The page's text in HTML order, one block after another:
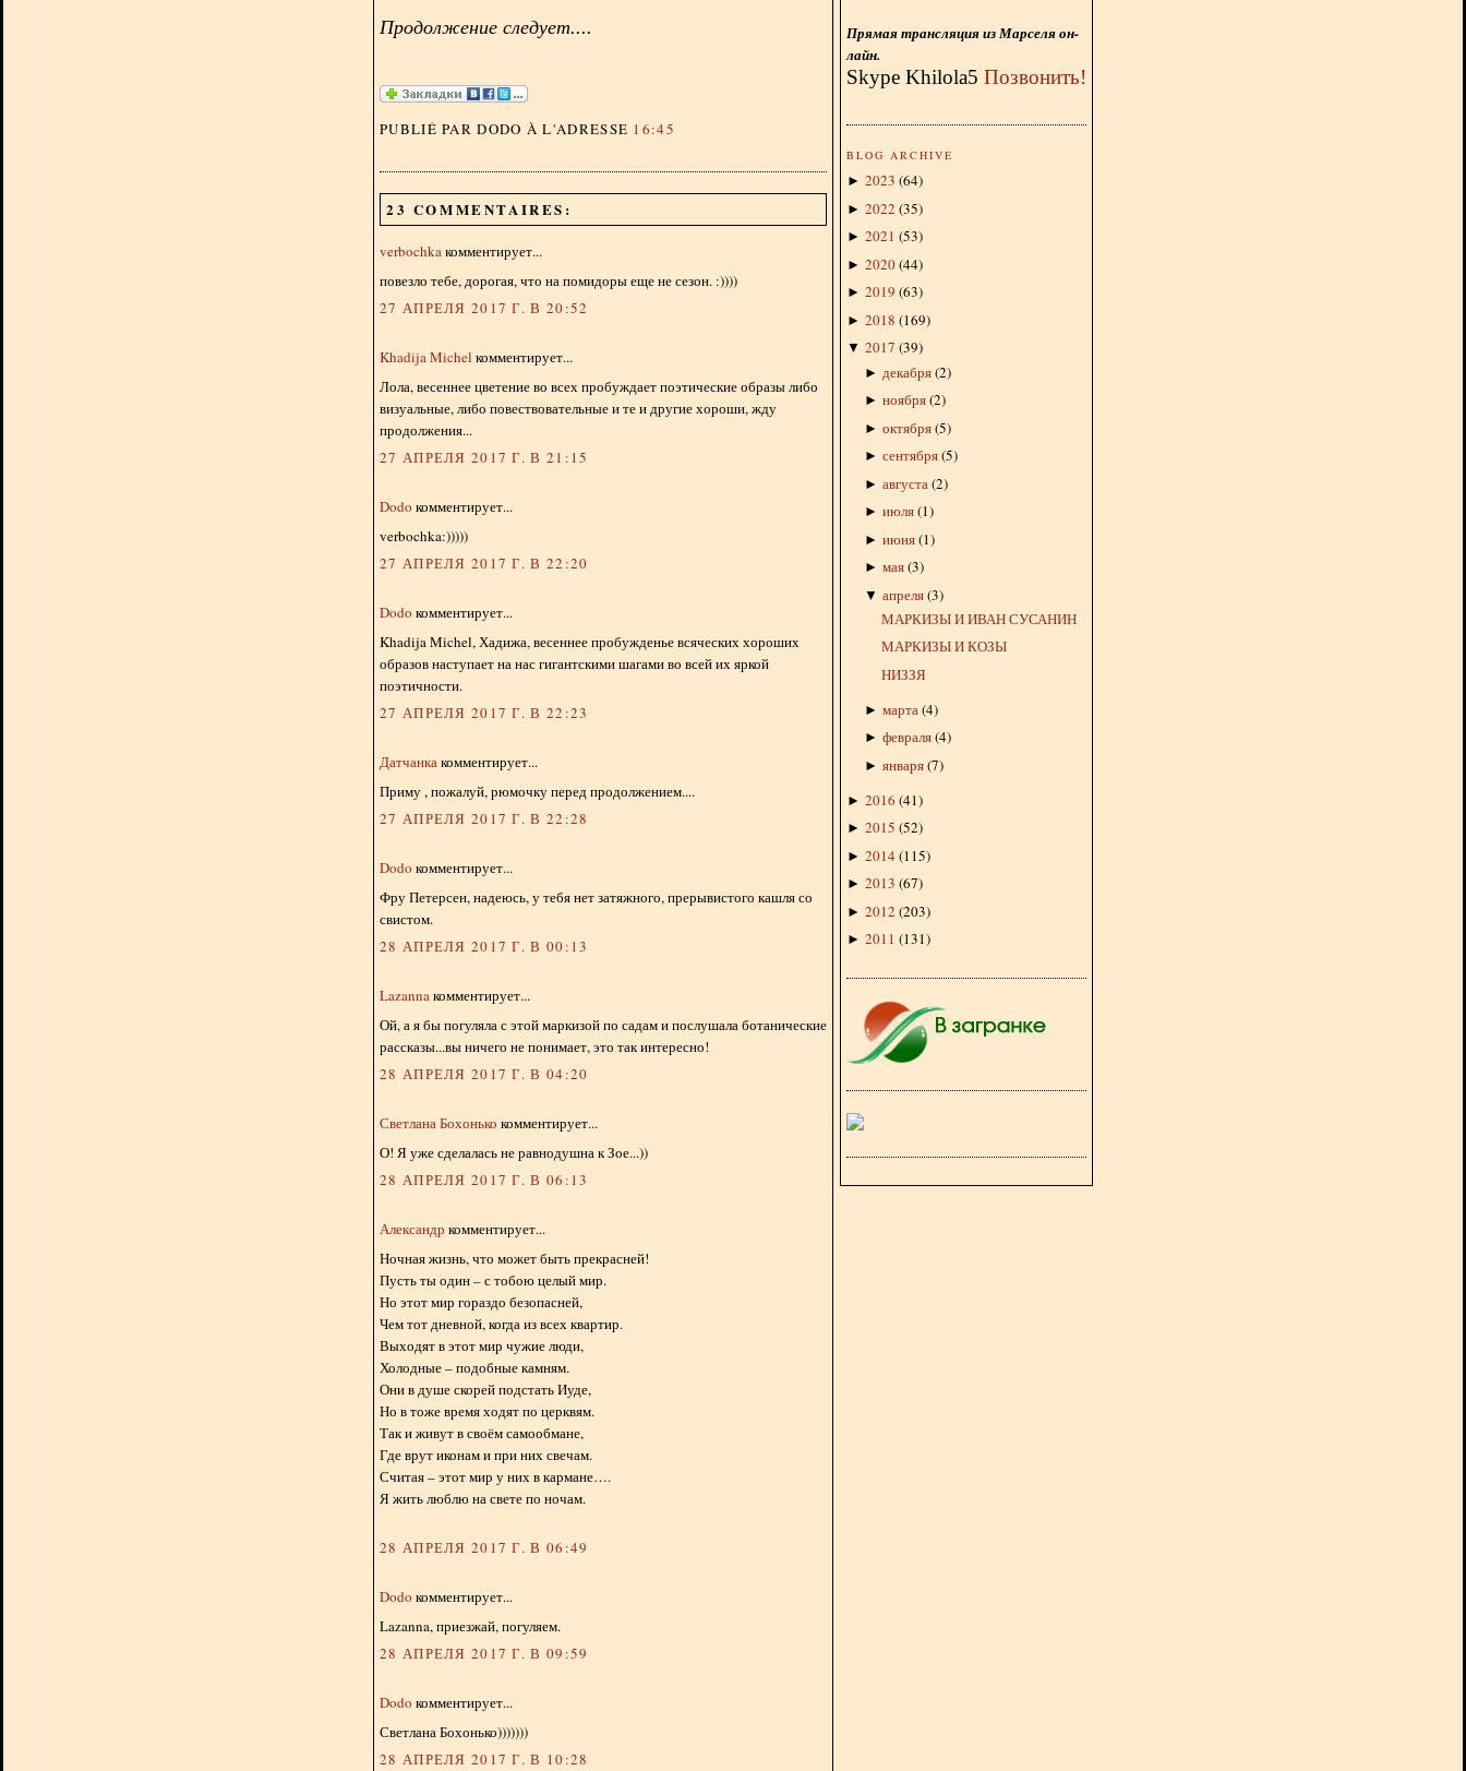
Продолжение следует....
PUBLIÉ PAR DODO À L'ADRESSE 16:45
23 COMMENTAIRES:
verbochkaкомментирует...
повезло тебе, дорогая, что на помидоры еще не сезон. :))))
27 АПРЕЛЯ 2017 Г. В 20:52
Khadija Michel комментирует...
Лола, весеннее цветение во всех пробуждает поэтические образы либо
визуальные, либо повествовательные и те и другие хороши, жду
продолжения...
27 АПРЕЛЯ 2017 Г. В 21:15
Dodo комментирует...
verbochka:)))))
27 АПРЕЛЯ 2017 Г. В 22:20
Dodo комментирует...
Khadija Michel, Хадижа, весеннее пробужденье всяческих хороших
образов наступает на нас гигантскими шагами во всей их яркой
поэтичности.
27 АПРЕЛЯ 2017 Г. В 22:23
Датчанкакомментирует...
Приму , пожалуй, рюмочку перед продолжением....
27 АПРЕЛЯ 2017 Г. В 22:28
Dodo комментирует...
Фру Петерсен, надеюсь, у тебя нет затяжного, прерывистого кашля со
свистом.
28 АПРЕЛЯ 2017 Г. В 00:13
Lazannaкомментирует...
Ой, а я бы погуляла с этой маркизой по садам и послушала ботанические
рассказы...вы ничего не понимает, это так интересно!
28 АПРЕЛЯ 2017 Г. В 04:20
Светлана Бохонько комментирует...
О! Я уже сделалась не равнодушна к Зое...))
28 АПРЕЛЯ 2017 Г. В 06:13
Александр комментирует...
Ночная жизнь, что может быть прекрасней!
Пусть ты один – с тобою целый мир.
Но этот мир гораздо безопасней,
Чем тот дневной, когда из всех квартир.
Выходят в этот мир чужие люди,
Холодные – подобные камням.
Они в душе скорей подстать Иуде,
Но в тоже время ходят по церквям.
Так и живут в своём самообмане,
Где врут иконам и при них свечам.
Считая – этот мир у них в кармане….
Я жить люблю на свете по ночам.
28 АПРЕЛЯ 2017 Г. В 06:49
Dodo комментирует...
Lazanna, приезжай, погуляем.
28 АПРЕЛЯ 2017 Г. В 09:59
Dodo комментирует...
Светлана Бохонько)))))))
28 АПРЕЛЯ 2017 Г. В 10:28
Прямая трансляция из Марселя он-
лайн.
Skype Khilola5 Позвонить!
BLOG ARCHIVE
► 2023 (64)
► 2022 (35)
► 2021 (53)
► 2020(44)
► 2019 (63)
► 2018 (169)
▼ 2017 (39)
► декабря(2)
► ноября(2)
► октября(5)
► сентября(5)
► августа (2)
► июля(1)
► июня(1)
► мая(3)
▼ апреля(3)
МАРКИЗЫ И ИВАН СУСАНИН
МАРКИЗЫ И КОЗЫ
НИЗЗЯ
► марта(4)
► февраля(4)
► января(7)
► 2016 (41)
► 2015 (52)
► 2014 (115)
► 2013 (67)
► 2012 (203)
► 2011 (131)